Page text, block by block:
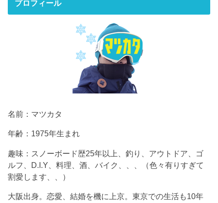
プロフィール
名前：マツカタ
年齢：1975年生まれ
趣味：スノーボード歴25年以上、釣り、アウトドア、ゴ
ルフ、D.I.Y、料理、酒、バイク、、、（色々有りすぎて
割愛します、、）
大阪出身。恋愛、結婚を機に上京。東京での生活も10年